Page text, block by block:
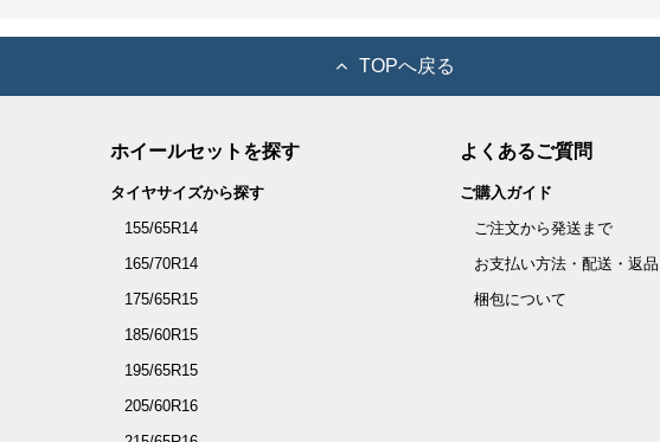
TOPへ戻る
ホイールセットを探す
タイヤサイズから探す
155/65R14
165/70R14
175/65R15
185/60R15
195/65R15
205/60R16
よくあるご質問
ご購入ガイド
ご注文から発送まで
お支払い方法・配送・返品
梱包について